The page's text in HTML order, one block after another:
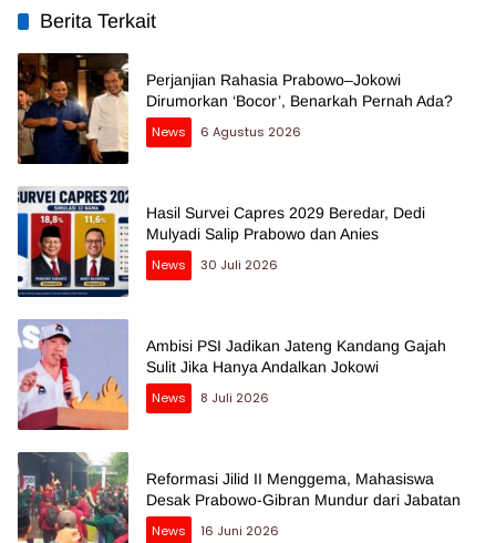
Berita Terkait
Perjanjian Rahasia Prabowo–Jokowi
Dirumorkan ‘Bocor’, Benarkah Pernah Ada?
News
6 Agustus 2026
Hasil Survei Capres 2029 Beredar, Dedi
Mulyadi Salip Prabowo dan Anies
News
30 Juli 2026
Ambisi PSI Jadikan Jateng Kandang Gajah
Sulit Jika Hanya Andalkan Jokowi
News
8 Juli 2026
Reformasi Jilid II Menggema, Mahasiswa
Desak Prabowo-Gibran Mundur dari Jabatan
News
16 Juni 2026